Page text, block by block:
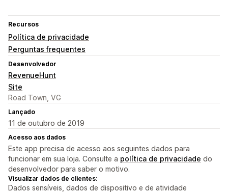
Recursos
Política de privacidade
Perguntas frequentes
Desenvolvedor
RevenueHunt
Site
Road Town, VG
Lançado
11 de outubro de 2019
Acesso aos dados
Este app precisa de acesso aos seguintes dados para
funcionar em sua loja. Consulte a política de privacidade do
desenvolvedor para saber o motivo.
Visualizar dados de clientes:
Dados sensíveis, dados de dispositivo e de atividade